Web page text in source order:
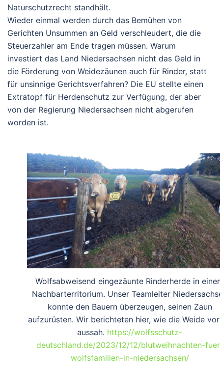
Naturschutzrecht standhält.
Wieder einmal werden durch das Bemühen von
Gerichten Unsummen an Geld verschleudert, die die
Steuerzahler am Ende tragen müssen. Warum
investiert das Land Niedersachsen nicht das Geld in
die Förderung von Weidezäunen auch für Rinder, statt
für unsinnige Gerichtsverfahren? Die EU stellte einen
Extratopf für Herdenschutz zur Verfügung, der aber
von der Regierung Niedersachsen nicht abgerufen
worden ist.
Wolfsabweisend eingezäunte Rinderherde in
Nachbarterritorium. Unser Teamleiter
konnte den Bauern überzeugen, seinen Zaun
aufzurüsten. Wir berichteten hier, wie die Weide
aussah. https://wolfsschutz-
deutschland.de/2023/12/12/blutweihnachten-
wolfsfamilien-in-niedersachsen/